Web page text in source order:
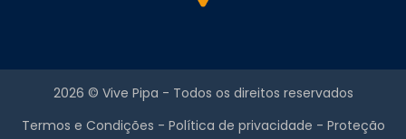
2026 © Vive Pipa - Todos os direitos reservados
Termos e Condições - Política de privacidade - Proteção